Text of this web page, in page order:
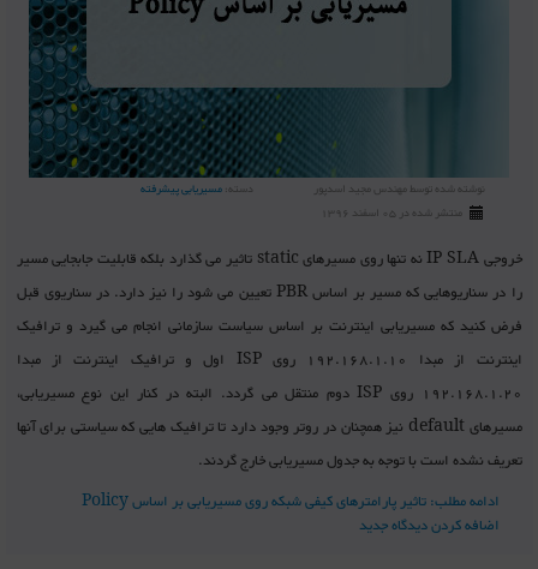
نوشته شده توسطمهندس مجید اسدپور دسته:مسیریابی پیشرفته
منتشر شده در 05 اسفند 1396
خروجی IP SLA نه تنها روی مسیرهای static تاثیر می گذارد بلکه قابلیت جابجایی مسیر
را در سناریوهایی که مسیر بر اساس PBR تعیین می شود را نیز دارد. در سناریوی قبل
فرض کنید که مسیریابی اینترنت بر اساس سیاست سازمانی انجام می گیرد و ترافیک
اینترنت از مبدا 192.168.1.10 روی ISP اول و ترافیک اینترنت از مبدا
192.168.1.20 روی ISP دوم منتقل می گردد. البته در کنار این نوع مسیریابی،
مسیرهای default نیز همچنان در روتر وجود دارد تا ترافیک هایی که سیاستی برای آنها
تعریف نشده است با توجه به جدول مسیریابی خارج گردند.
ادامه مطلب: تاثیر پارامترهای کیفی شبکه روی مسیریابی بر اساس Policy
اضافه کردن دیدگاه جدید